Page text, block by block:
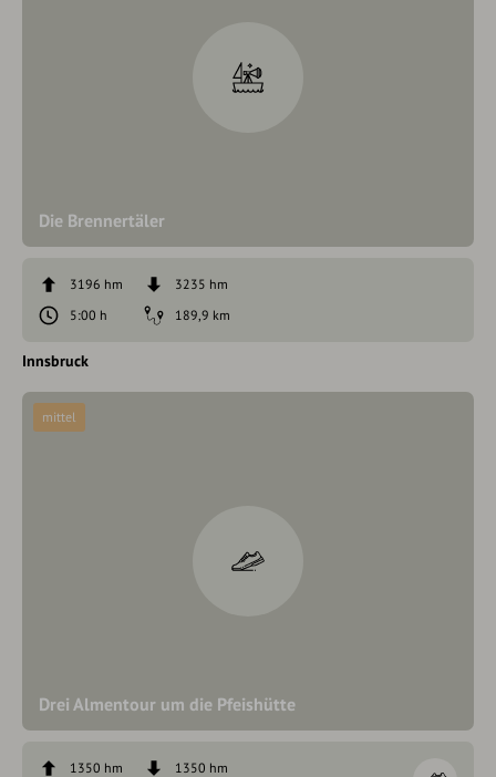
Die Brennertäler
3196 hm
3235 hm
5:00 h
189,9 km
Innsbruck
Drei Almentour um die Pfeishütte
mittel
1350 hm
1350 hm